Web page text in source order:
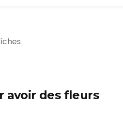
avoir des fleurs